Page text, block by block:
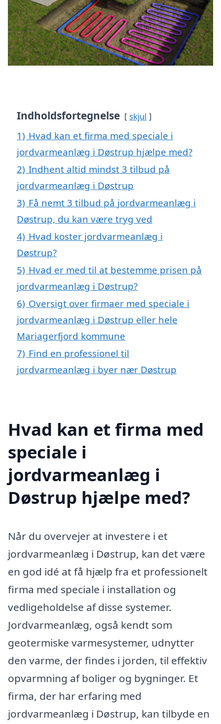
Indholdsfortegnelse skjul
1) Hvad kan et firma med speciale i
jordvarmeanlæg i Døstrup hjælpe med?
2) Indhent altid mindst 3 tilbud på
jordvarmeanlæg i Døstrup
3) Få nemt 3 tilbud på jordvarmeanlæg i
Døstrup, du kan være tryg ved
4) Hvad koster jordvarmeanlæg i
Døstrup?
5) Hvad er med til at bestemme prisen på
jordvarmeanlæg i Døstrup?
6) Oversigt over firmaer med speciale i
jordvarmeanlæg i Døstrup eller hele
Mariagerfjord kommune
7) Find en professionel til
jordvarmeanlæg i byer nær Døstrup
Hvad kan et firma med
speciale i
jordvarmeanlæg i
Døstrup hjælpe med?
Når du overvejer at investere i et
jordvarmeanlæg i Døstrup, kan det være
en god idé at få hjælp fra et professionelt
firma med speciale i installation og
vedligeholdelse af disse systemer.
Jordvarmeanlæg, også kendt som
geotermiske varmesystemer, udnytter
den varme, der findes i jorden, til effektiv
opvarmning af boliger og bygninger. Et
firma, der har erfaring med
jordvarmeanlæg i Døstrup, kan tilbyde en